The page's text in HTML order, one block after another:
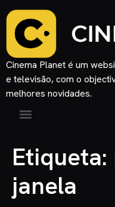
Cinema Planet é um
e televisão, com o
melhores novidades.
Etiqueta:
janela